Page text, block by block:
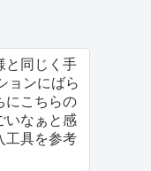
と同じく手
ョンにばら
にこちらの
いなぁと感
工具を参考